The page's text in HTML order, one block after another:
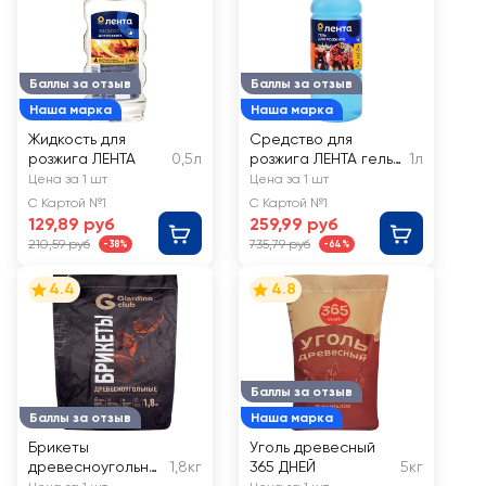
Баллы за отзыв
Наша марка
Жидкость для
розжига ЛЕНТА
0,5л
Цена за 1 шт
С Картой №1
129,89 руб
210,59 руб -38%
Баллы за отзыв
Наша марка
Средство для
розжига ЛЕНТА гель
сорт Г
1л
Цена за 1 шт
С Картой №1
259,99 руб
735,79 руб -64%
Баллы за отзыв
4.4
Брикеты
древесноугольны
1,8кг
Баллы за отзыв
Наша марка
4.8
Уголь древесный
365 ДНЕЙ
5кг